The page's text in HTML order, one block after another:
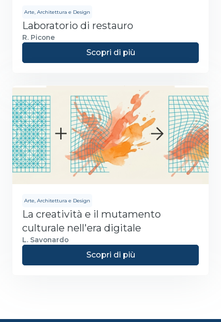
Arte, Architettura e Design
Laboratorio di restauro
R. Picone
Scopri di più
Arte, Architettura e Design
La creatività e il mutamento
culturale nell'era digitale
L. Savonardo
Scopri di più